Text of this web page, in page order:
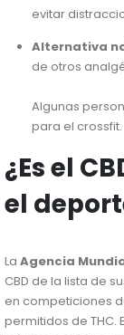
evitar
Alternativa
de otros
Algunas
para el crossfit.
¿Es el
el
La Agencia
CBD de la lista de
en competiciones
permitidos de THC.